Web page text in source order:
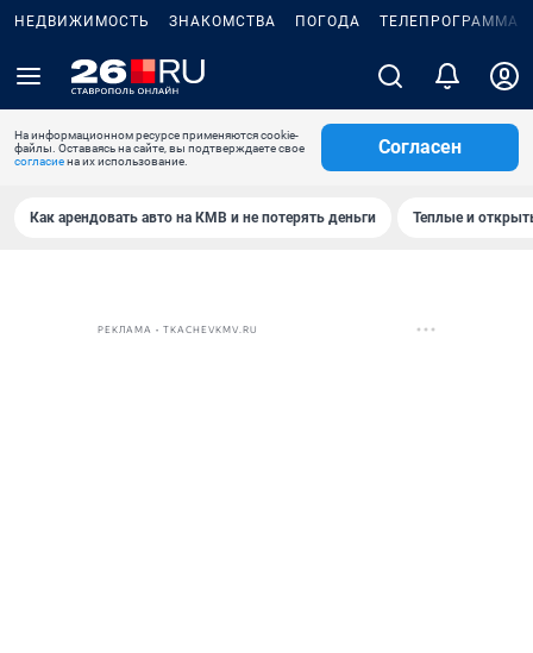
НЕДВИЖИМОСТЬ ЗНАКОМСТВА ПОГОДА ТЕЛЕПРОГРАММА
На информационном ресурсе применяются cookie-
файлы. Оставаясь на сайте, вы подтверждаете свое
согласиена их использование.
Согласен
Как арендовать авто на КМВ и не потерять деньги Теплые и
РЕКЛАМА • TKACHEVKMV.RU